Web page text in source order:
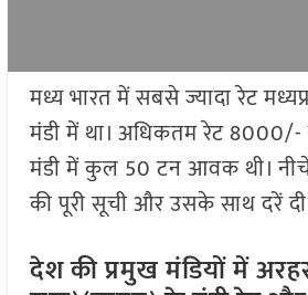
मध्य भारत में सबसे ज्यादा रेट
मंडी में था। अधिकतम रेट
मंडी में कुल 50 टन आवक थी। नीचे
की पूरी सूची और उसके साथ दरें
देश की प्रमुख मंडियों में